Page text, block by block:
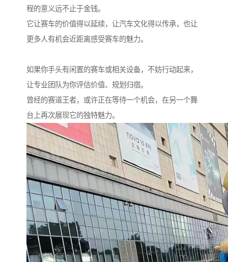
程的意义远不止于金钱。
它让赛车的价值得以延续，让汽车文化得以传承，也让
更多人有机会近距离感受赛车的魅力。
如果你手头有闲置的赛车或相关设备，不妨行动起来，
让专业团队为你评估价值、规划归宿。
曾经的赛道王者，或许正在等待一个机会，在另一个舞
台上再次展现它的独特魅力。